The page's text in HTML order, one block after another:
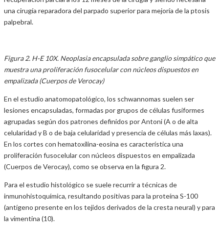
una cirugía reparadora del parpado superior para mejoría de la ptosis
palpebral.
Figura 2. H-E 10X. Neoplasia encapsulada sobre ganglio simpático que
muestra una proliferación fusocelular con núcleos dispuestos en
empalizada (Cuerpos de Verocay)
En el estudio anatomopatológico, los schwannomas suelen ser
lesiones encapsuladas, formadas por grupos de células fusiformes
agrupadas según dos patrones definidos por Antoni (A o de alta
celularidad y B o de baja celularidad y presencia de células más laxas).
En los cortes con hematoxilina-eosina es característica una
proliferación fusocelular con núcleos dispuestos en empalizada
(Cuerpos de Verocay), como se observa en la figura 2.
Para el estudio histológico se suele recurrir a técnicas de
inmunohistoquímica, resultando positivas para la proteína S-100
(antígeno presente en los tejidos derivados de la cresta neural) y para
la vimentina (10).